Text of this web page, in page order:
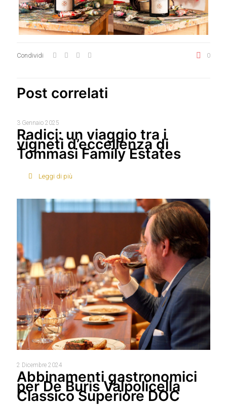
Condividi 0
Post correlati
3 Gennaio 2025
Radici: un viaggio tra i
vigneti d’eccellenza di
Tommasi Family Estates
Leggi di più
2 Dicembre 2024
Abbinamenti gastronomici
per De Buris Valpolicella
Classico Superiore DOC